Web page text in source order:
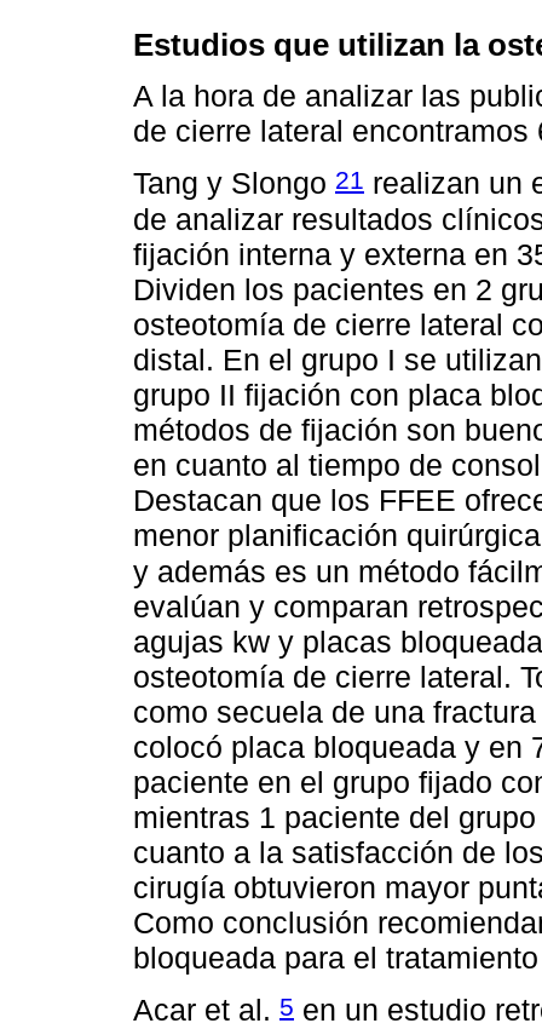
Estudios que utilizan la
A la hora de analizar las
de cierre lateral encontramos
Tang y Slongo 21 realizan un
de analizar resultados
fijación interna y externa en
Dividen los pacientes en 2
osteotomía de cierre lateral
distal. En el grupo I se
grupo II fijación con placa
métodos de fijación son
en cuanto al tiempo de
Destacan que los FFEE
menor planificación
y además es un método
evalúan y comparan
agujas kw y placas
osteotomía de cierre lateral.
como secuela de una
colocó placa bloqueada y en
paciente en el grupo fijado
mientras 1 paciente del
cuanto a la satisfacción de
cirugía obtuvieron mayor
Como conclusión
bloqueada para el
Acar et al. 5 en un estudio